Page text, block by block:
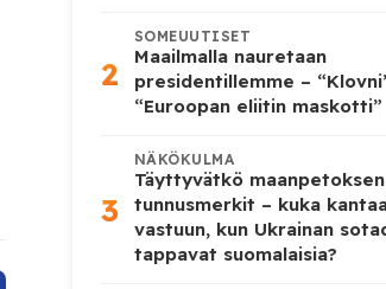
2
SOMEUUTISET
Maailmalla nauretaan
presidentillemme –
“Euroopan eliitin maskotti”
3
NÄKÖKULMA
Täyttyvätkö maanpetoksen
tunnusmerkit – kuka
vastuun, kun Ukrainan
tappavat suomalaisia?